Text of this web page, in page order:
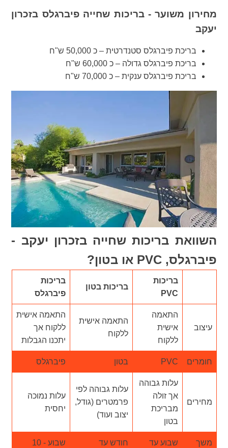
מחירון משוער - בריכות שחייה פיברגלס בזכרון
יעקב
בריכת פיברגלס סטנדרטית – כ 50,000 ש"ח
בריכת פיברגלס גדולה – כ 60,000 ש"ח
בריכת פיברגלס ענקית – כ 70,000 ש"ח
השוואת בריכות שחייה בזכרון יעקב -
פיברגלס, PVC או בטון?
בריכות
PVC
בריכות בטון
בריכות
פיברגלס
עיצוב
התאמה
אישית
ללקוח
התאמה אישית
ללקוח
התאמה אישית
ללקוח אך
יתכנו הגבלות
חומרים PVC בטון פיברגלס
מחירים
עלות גבוהה
אך זולה
מבריכת
בטון
עלות גבוהה לפי
פרמטרים (גודל,
יצוב ועוד)
עלות נמוכה
יחסית
משך שבוע עד חודש עד שבוע - 10